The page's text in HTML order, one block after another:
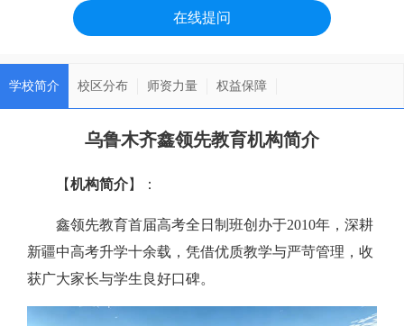
在线提问
学校简介 校区分布 师资力量 权益保障
乌鲁木齐鑫领先教育机构简介
【机构简介】：
鑫领先教育首届高考全日制班创办于2010年，深耕
新疆中高考升学十余载，凭借优质教学与严苛管理，收
获广大家长与学生良好口碑。